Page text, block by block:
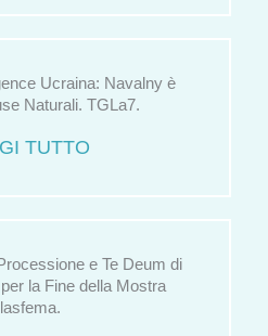
Ucraina: Navalny è
Naturali. TGLa7.
TUTTO
e Te Deum di
la Fine della Mostra